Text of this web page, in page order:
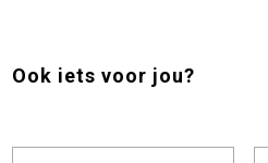
Ook iets voor jou?